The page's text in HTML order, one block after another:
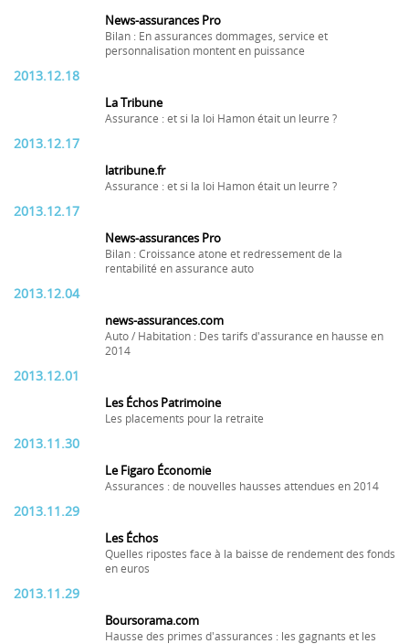
News-assurances Pro
Bilan : En assurances dommages, service et
personnalisation montent en puissance
2013.12.18
La Tribune
Assurance : et si la loi Hamon était un leurre ?
2013.12.17
latribune.fr
Assurance : et si la loi Hamon était un leurre ?
2013.12.17
News-assurances Pro
Bilan : Croissance atone et redressement de la
rentabilité en assurance auto
2013.12.04
news-assurances.com
Auto / Habitation : Des tarifs d'assurance en hausse en
2014
2013.12.01
Les Échos Patrimoine
Les placements pour la retraite
2013.11.30
Le Figaro Économie
Assurances : de nouvelles hausses attendues en 2014
2013.11.29
Les Échos
Quelles ripostes face à la baisse de rendement des fonds
en euros
2013.11.29
Boursorama.com
Hausse des primes d'assurances : les gagnants et les